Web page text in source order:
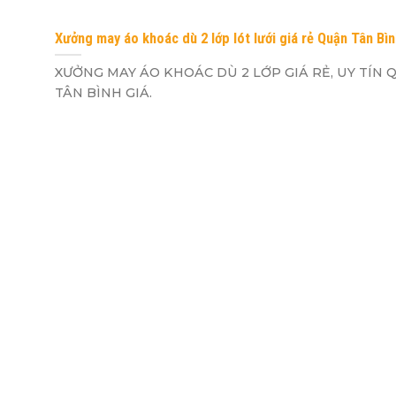
Xưởng may áo khoác dù 2 lớp lót lưới giá rẻ Quận Tân
XƯỞNG MAY ÁO KHOÁC DÙ 2 LỚP GIÁ RẺ, UY TÍN
TÂN BÌNH GIÁ.